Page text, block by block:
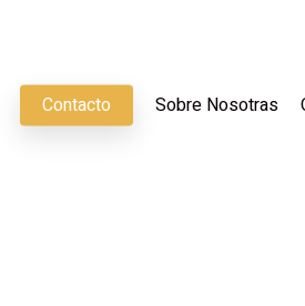
Contacto Sobre Nosotras